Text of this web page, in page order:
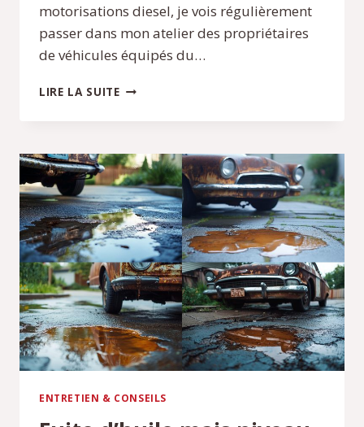
motorisations diesel, je vois régulièrement
passer dans mon atelier des propriétaires
de véhicules équipés du…
LIRE LA SUITEFIABILITÉ
180
:
POINTS
DE
VIGILANCE
À
VÉRIFIER
ENTRETIEN & CONSEILS